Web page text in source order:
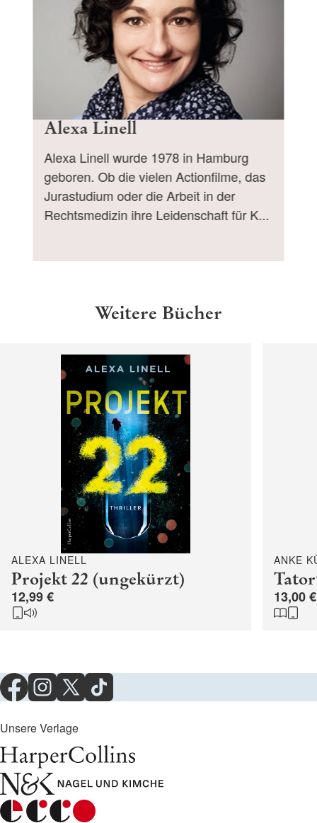
Alexa Linell
Alexa Linell wurde 1978 in Hamburg
geboren. Ob die vielen Actionfilme, das
Jurastudium oder die Arbeit in der
Rechtsmedizin ihre Leidenschaft für K...
Weitere Bücher
ALEXA LINELL
Projekt 22 (ungekürzt)
12,99 €
ANKE
13,00 €
Unsere Verlage